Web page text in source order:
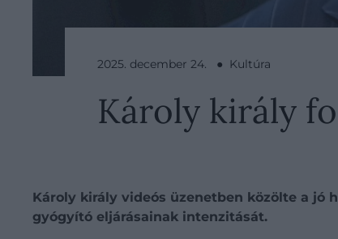
2025. december 24. ● Kultúra
Károly király
Károly király videós üzenetben közölte a jó
gyógyító eljárásainak intenzitását.